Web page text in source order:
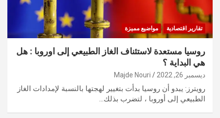
تقارير اقتصادية مواضيع مميزة
روسيا مستعدة لاستئناف الغاز الطبيعي إلى اوروبا : هل
هي البداية ؟
ديسمبر 26, 2022 Majde Nouri
رويترز: يبدو أن روسيا بدأت بتغيير لهجتها بالنسبة لإمدادات الغاز
الطبيعي إلى أوروبا ، لتضرب بذلك…